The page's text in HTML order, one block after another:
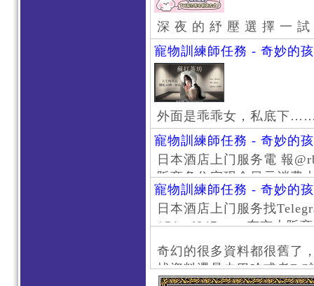
深 夜 的 紓 壓 選 擇 一
寵物訓練師任務 - 奇妙的
外面是乖乖女，私底下
寵物訓練師任務 - 奇妙的
日本酒店上门服务電 報
阪商务住宅现金日元消费
京风俗 #大阪风俗 #东京
上门服务新宿风俗 #梅田
#日本萝莉 #大阪萝莉 #日
寵物訓練師任務 - 奇妙的
日本酒店上门服务找
/@jptd847utpp 东京大阪
京旅游 #大阪旅游 #东京
东京上门服务 #大阪上门
心斋桥风俗 #日本女孩 #
奇幻的很多資料都很舊了
找資料還是去巴哈或者